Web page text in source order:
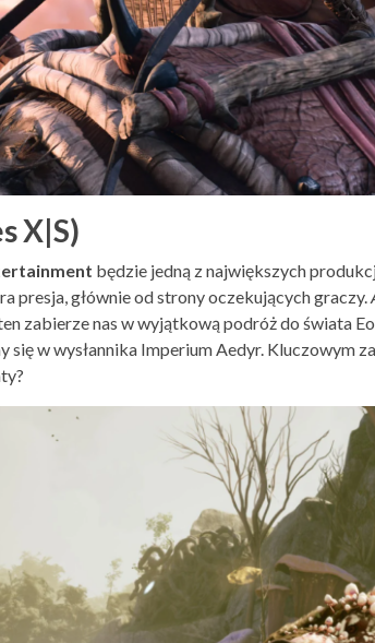
X|S)
będzie jedną z największych
presja, głównie od strony oczekujących graczy.
zabierze nas w wyjątkową podróż do świata
w wysłannika Imperium Aedyr. Kluczowym